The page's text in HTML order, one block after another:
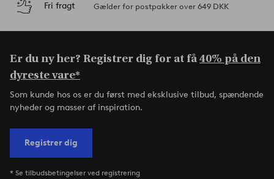
Fri fragt Gælder for postpakker over 649 DKK
Er du ny her? Registrer dig for at få40% på den
dyreste vare*
Som kunde hos os er du først med eksklusive tilbud, spændende
nyheder og masser af inspiration.
Registrer dig
* Se tilbudsbetingelser ved registrering